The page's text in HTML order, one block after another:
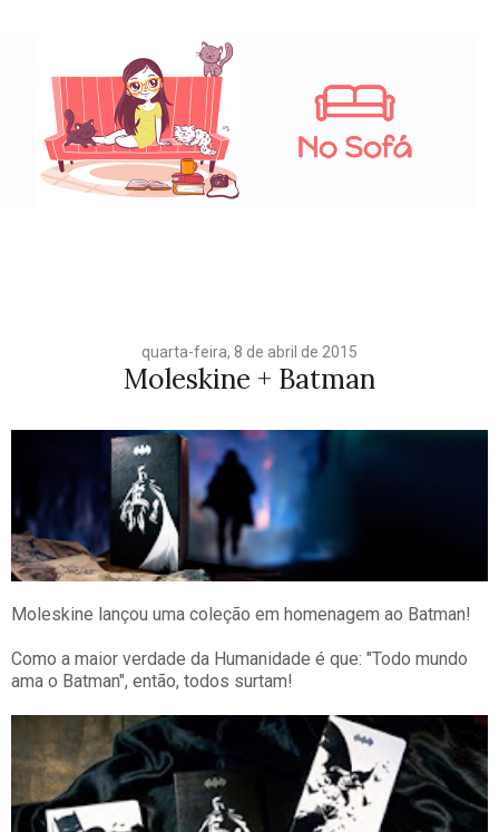
quarta-feira, 8 de abril de 2015
Moleskine + Batman
Moleskine lançou uma coleção em homenagem ao Batman!
Como a maior verdade da Humanidade é que: "Todo mundo
ama o Batman", então, todos surtam!